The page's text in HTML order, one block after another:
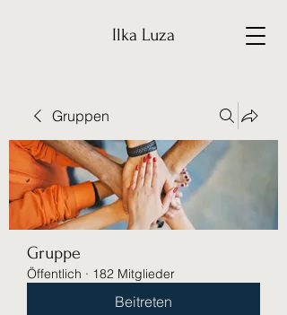
Ilka Luza
Gruppen
Gruppe
Öffentlich · 182 Mitglieder
Beitreten